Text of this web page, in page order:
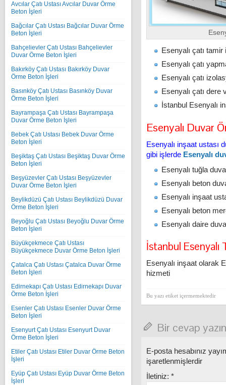
Avcılar Çatı Ustası Avcılar Duvar Örme
Beton İşleri
Bağcılar Çatı Ustası Bağcılar Duvar Örme
Beton İşleri
Bahçelievler Çatı Ustası Bahçelievler
Duvar Örme Beton İşleri
Bakırköy Çatı Ustası Bakırköy Duvar
Örme Beton İşleri
Basınköy Çatı Ustası Basınköy Duvar
Örme Beton İşleri
Bayrampaşa Çatı Ustası Bayrampaşa
Duvar Örme Beton İşleri
Bebek Çatı Ustası Bebek Duvar Örme
Beton İşleri
Beşiktaş Çatı Ustası Beşiktaş Duvar Örme
Beton İşleri
Beşyüzevler Çatı Ustası Beşyüzevler
Duvar Örme Beton İşleri
Beylikdüzü Çatı Ustası Beylikdüzü Duvar
Örme Beton İşleri
Beyoğlu Çatı Ustası Beyoğlu Duvar Örme
Beton İşleri
Büyükçekmece Çatı Ustası
Büyükçekmece Duvar Örme Beton İşleri
Çatalca Çatı Ustası Çatalca Duvar Örme
Beton İşleri
Edirnekapı Çatı Ustası Edirnekapı Duvar
Örme Beton İşleri
Esenler Çatı Ustası Esenler Duvar Örme
Beton İşleri
Esenyurt Çatı Ustası Esenyurt Duvar
Örme Beton İşleri
Etiler Çatı Ustası Etiler Duvar Örme Beton
İşleri
Eyüp Çatı Ustası Eyüp Duvar Örme Beton
İşleri
Esenyalı çatı
Esenyalı çatı
Esenyalı çatı
Esenyalı çatı dere
İstanbul Esenyalı
Esenyalı Duvar
Esenyalı inşaat ustası
gibi işlerde Esenyalı
Esenyalı tuğla
Esenyalı beton
Esenyalı inşaat
Esenyalı beton
Esenyalı daire
İstanbul Esenyalı
Esenyalı inşaat olarak
hizmeti
Bu yazı etiket içermemektedir
Bir cevap yazın
E-posta hesabınız
işaretlenmişlerdir
İletiniz: *